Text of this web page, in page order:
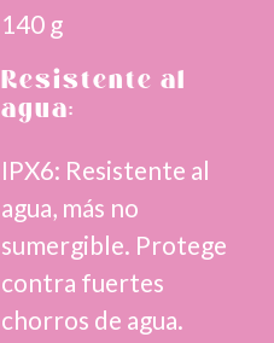
140 g
Resistente al
agua:
IPX6: Resistente al
agua, más no
sumergible. Protege
contra fuertes
chorros de agua.